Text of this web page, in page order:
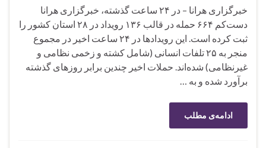
خبرگزاری هرانا – در ۲۴ ساعت گذشته، خبرگزاری هرانا
دست‌کم ۶۶۴ حمله در قالب ۱۳۶ رویداد در ۲۸ استان کشور را
ثبت کرده است. این رویدادها در ۲۴ ساعت اخیر در مجموع
منجر به ۲۵ تلفات انسانی (شامل کشته و زخمی نظامی و
غیرنظامی) شده‌اند. حملات اخیر چندین برابر روزهای گذشته
برآورد شده و به …
ادامه‌ی مطلب